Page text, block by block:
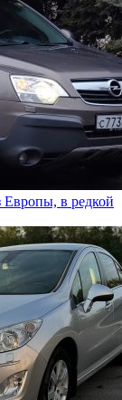
Европы, в редкой